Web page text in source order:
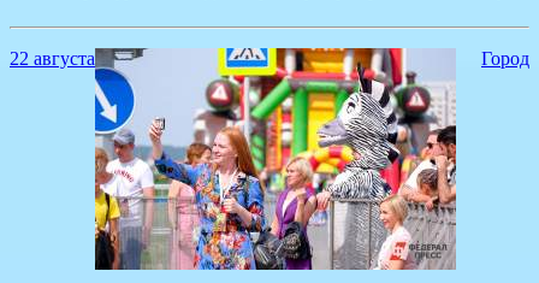
22 августа Город